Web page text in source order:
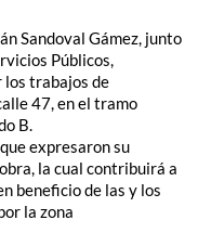
Sandoval Gámez, junto
Públicos,
los trabajos de
47, en el tramo
B.
expresaron su
la cual contribuirá a
beneficio de las y los
la zona